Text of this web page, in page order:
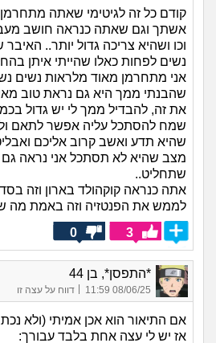
קודם כל זה לגיטימי שאתה
אשתך וגם שאתה כנראה חושב
וכו ושהיא צריכה גדול יותר..
נשים לפחות כאלו שהייתי איתן
אני מתחרמן מאוד מלראות נשים
שהבנתי ממך היא גם נראת טוב
את זה, להבדיל ממך לי יש גדול
שמח להסתכל עליה אפשר לתאם
שהיא תדע ואשב קרוב אליכם
מצב שהיא לא תסתכל אני נראה גם
שתחליט..
אתה כנראה קוקהולד בארון וזה
לממש את הפנטזיה וזה באמת מה
3
0
*התפסן*, בן 44
08/06/25 11:59 דווח על עצה זו
אז יש לי עצה אחת בלבד עבורך: